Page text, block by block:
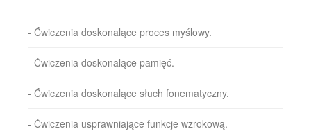
- Ćwiczenia doskonalące proces myślowy.
- Ćwiczenia doskonalące pamięć.
- Ćwiczenia doskonalące słuch fonematyczny.
- Ćwiczenia usprawniające funkcje wzrokową.